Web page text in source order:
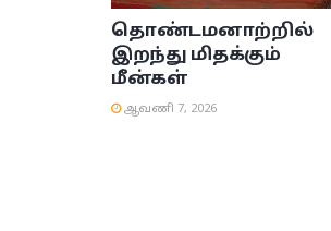
தொண்டமனாற்றில்
இறந்து மிதக்கும்
மீன்கள்
ஆவணி 7, 2026